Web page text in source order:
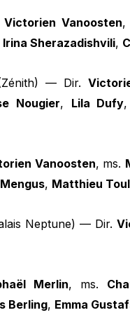
Victorien Vanoosten,
Irina Sherazadishvili,
— Dir.
Nougier, Lila Dufy,
Vanoosten, ms.
, Matthieu
Neptune) — Dir.
Merlin, ms.
Berling, Emma